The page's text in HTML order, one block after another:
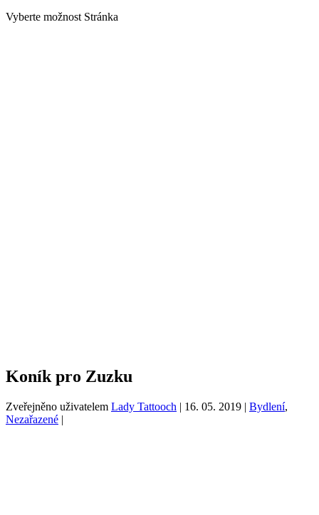
Vyberte možnost Stránka
Koník pro Zuzku
Zveřejněno uživatelem Lady Tattooch | 16. 05. 2019 | Bydlení,
Nezařazené |